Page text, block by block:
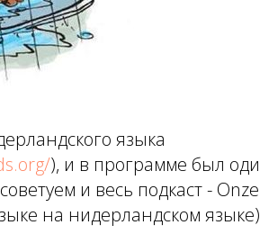
языка
), и в программе был
и весь подкаст -
на нидерландском языке)